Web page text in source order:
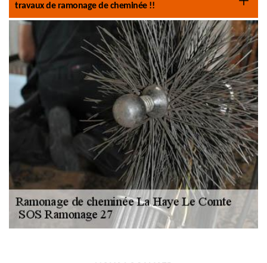
travaux de ramonage de cheminée !!